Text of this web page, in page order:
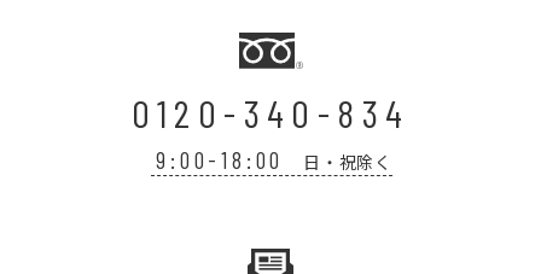
0120-340-834
9:00-18:00 日・祝除く